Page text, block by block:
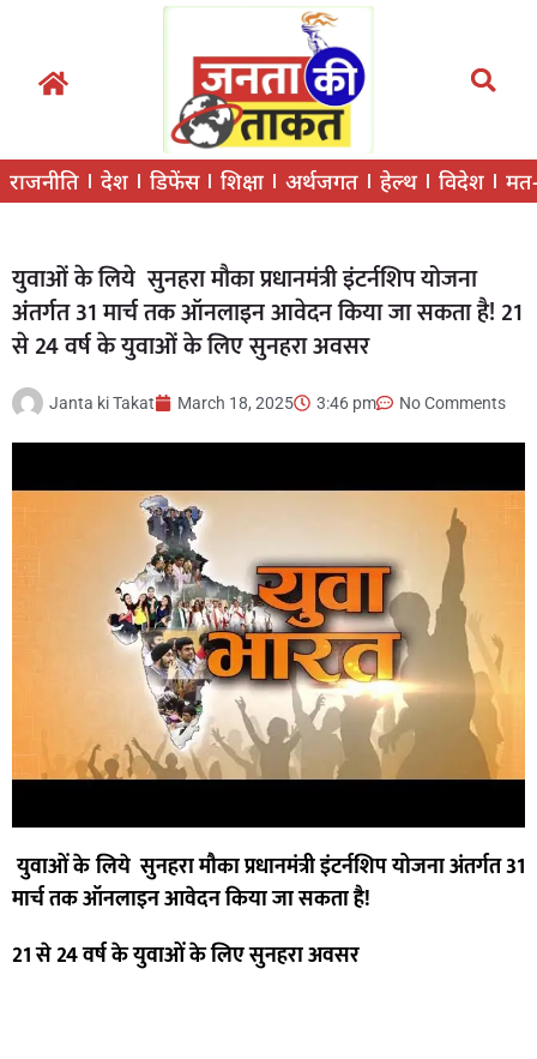
राजनीति देश डिफेंस शिक्षा अर्थजगत हेल्थ विदेश
युवाओं के लिये सुनहरा मौका प्रधानमंत्री इंटर्नशिप योजना
अंतर्गत 31 मार्च तक ऑनलाइन आवेदन किया जा सकता है! 21
से 24 वर्ष के युवाओं के लिए सुनहरा अवसर
Janta ki Takat March 18, 2025 3:46 pm No Comments
युवाओं के लिये सुनहरा मौकाप्रधानमंत्री इंटर्नशिप योजना अंतर्गत 31
मार्च तक ऑनलाइन आवेदन किया जा सकता है!
21 से 24 वर्ष के युवाओं के लिए सुनहरा अवसर